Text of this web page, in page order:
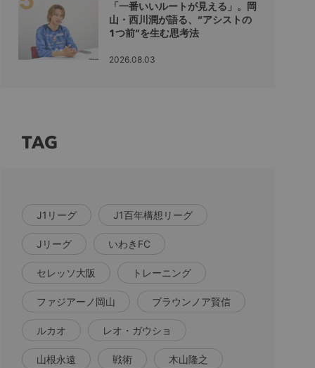
「一番いいルートが見える」。岡
山・西川潤が語る、“アシストの
1つ前”を生む思考法
2026.08.03
TAG
J1リーグ J1百年構想リーグ
Jリーグ いわきFC
セレッソ大阪 トレーニング
ファジアーノ岡山 ブラウンノア賢信
ルカオ レオ・ガウショ
山根永遠 戦術 木山隆之